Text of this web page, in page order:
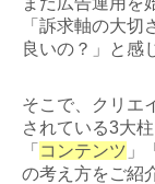
「訴求軸の大
良いの？」と感
そこで、クリエ
されている3大柱
「 コンテンツ 」「
の考え方をご紹